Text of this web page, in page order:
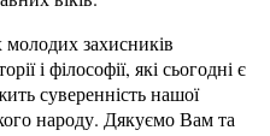
захисників
і філософії, які сьогодні є
суверенність нашої
народу. Дякуємо Вам та